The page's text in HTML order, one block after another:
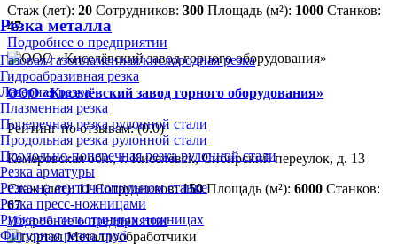
Резка металла
Газовая/газопламенная/кислородная резка
Гидроабразивная резка
Лазерная резка
Плазменная резка
Поперечная резка рулонной стали
Продольная резка рулонной стали
Продольно-поперечная резка рулонной стали
Резка арматуры
Резка на ленточнопильном станке
Резка пресс-ножницами
Рубка на гильотинных ножницах
Фигурная резка труб
Стаж (лет): 20 Сотрудников: 300 Площадь (м²): 1000 Станков:
47
Подробнее о предприятии
ООО «Киселёвский завод горного оборудования»
Рейтинг по отзывам:(0.0)
Кемеровская обл., г. Киселёвск, Сибирский переулок, д. 13
Стаж (лет):11 Сотрудников:150 Площадь (м²): 6000 Станков:
67
Подробнее о предприятии